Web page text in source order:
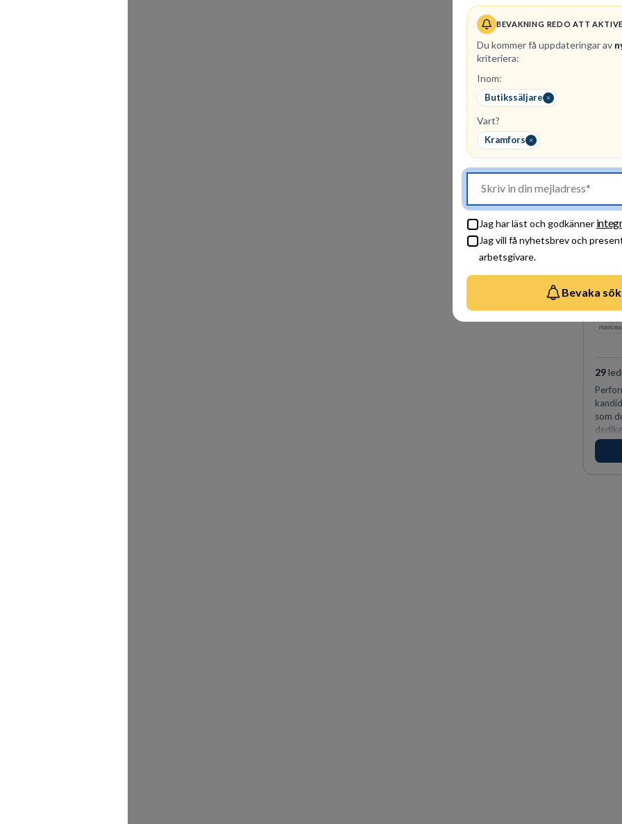
BEVAKNING REDO ATT
Du kommer få uppdateringar av
kriteriera:
Inom:
Butikssäljare
Vart?
Kramfors
Jag har läst och godkänner
Jag vill få nyhetsbrev och
arbetsgivare.
Bevaka
Hos
En
en
fler
29
som
för